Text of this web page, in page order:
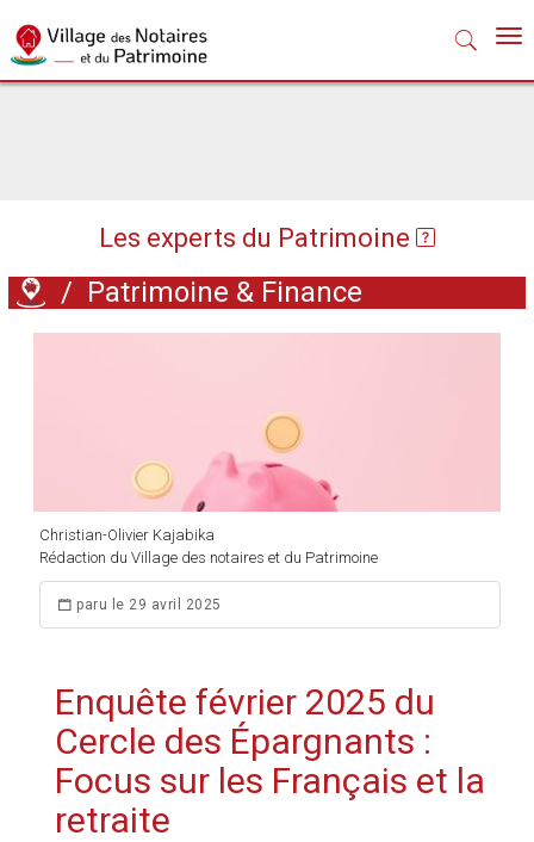
Les experts du Patrimoine
/ Patrimoine & Finance
Christian-Olivier Kajabika
Rédaction du Village des notaires et du Patrimoine
paru le 29 avril 2025
Enquête février 2025 du
Cercle des Épargnants :
Focus sur les Français et la
retraite